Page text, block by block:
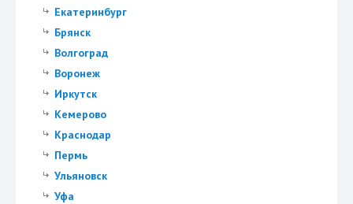
Екатеринбург
Брянск
Волгоград
Воронеж
Иркутск
Кемерово
Краснодар
Пермь
Ульяновск
Уфа